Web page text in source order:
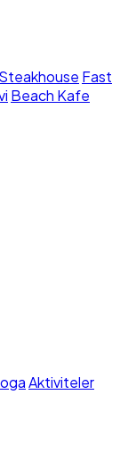
Fast
Beach Kafe
Aktiviteler